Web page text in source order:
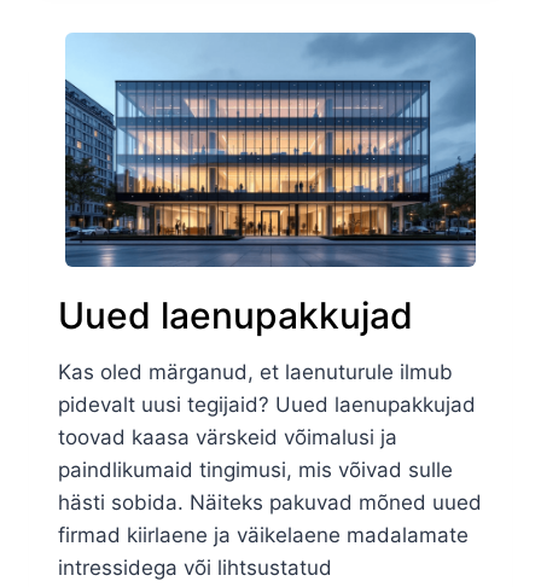
Uued laenupakkujad
Kas oled märganud, et laenuturule ilmub
pidevalt uusi tegijaid? Uued laenupakkujad
toovad kaasa värskeid võimalusi ja
paindlikumaid tingimusi, mis võivad sulle
hästi sobida. Näiteks pakuvad mõned uued
firmad kiirlaene ja väikelaene madalamate
intressidega või lihtsustatud